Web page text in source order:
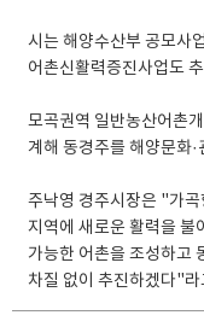
시는 해양수산부 공모사
어촌신활력증진사업도
모곡권역 일반농산어촌
계해 동경주를 해양문화
주낙영 경주시장은 "가
지역에 새로운 활력을
가능한 어촌을 조성하고
차질 없이 추진하겠다"라